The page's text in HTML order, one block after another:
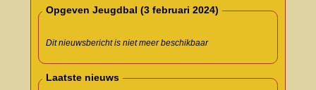
Opgeven Jeugdbal (3 februari 2024)
Dit nieuwsbericht is niet meer beschikbaar
Laatste nieuws